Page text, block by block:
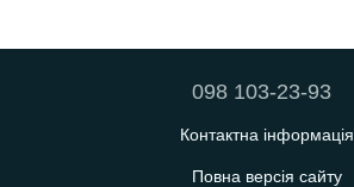
098 103-23-93
Контактна інформація
Повна версія сайту